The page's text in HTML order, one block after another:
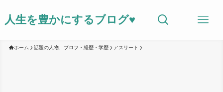
人生を豊かにするブログ♥
ホーム 話題の人物、プロフ・経歴・学歴 アスリート